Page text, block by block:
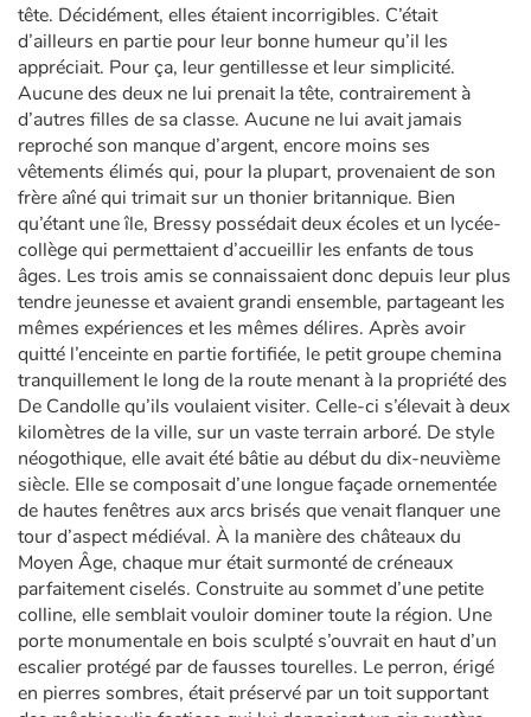
tête. Décidément, elles étaient incorrigibles. C’était
d’ailleurs en partie pour leur bonne humeur qu’il les
appréciait. Pour ça, leur gentillesse et leur simplicité.
Aucune des deux ne lui prenait la tête, contrairement à
d’autres filles de sa classe. Aucune ne lui avait jamais
reproché son manque d’argent, encore moins ses
vêtements élimés qui, pour la plupart, provenaient de son
frère aîné qui trimait sur un thonier britannique. Bien
qu’étant une île, Bressy possédait deux écoles et un lycée-
collège qui permettaient d’accueillir les enfants de tous
âges. Les trois amis se connaissaient donc depuis leur plus
tendre jeunesse et avaient grandi ensemble, partageant les
mêmes expériences et les mêmes délires. Après avoir
quitté l’enceinte en partie fortifiée, le petit groupe chemina
tranquillement le long de la route menant à la propriété des
De Candolle qu’ils voulaient visiter. Celle-ci s’élevait à deux
kilomètres de la ville, sur un vaste terrain arboré. De style
néogothique, elle avait été bâtie au début du dix-neuvième
siècle. Elle se composait d’une longue façade ornementée
de hautes fenêtres aux arcs brisés que venait flanquer une
tour d’aspect médiéval. À la manière des châteaux du
Moyen Âge, chaque mur était surmonté de créneaux
parfaitement ciselés. Construite au sommet d’une petite
colline, elle semblait vouloir dominer toute la région. Une
porte monumentale en bois sculpté s’ouvrait en haut d’un
escalier protégé par de fausses tourelles. Le perron, érigé
en pierres sombres, était préservé par un toit supportant